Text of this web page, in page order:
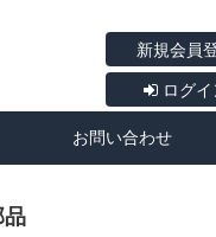
新規会員
ログイ
お問い合わせ
品